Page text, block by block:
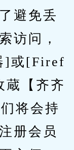
避免丢
访问，
]或[Firef
蔵【齐齐
将会持
册会员